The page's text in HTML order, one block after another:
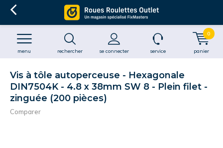
rechercher se connecter
menu service panier
0
Vis à tôle autoperceuse - Hexagonale
DIN7504K - 4.8 x 38mm SW 8 - Plein filet -
zinguée (200 pièces)
Comparer